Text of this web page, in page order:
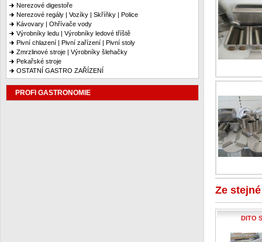
Nerezové digestoře
Nerezové regály | Vozíky | Skříňky | Police
Kávovary | Ohřívače vody
Výrobníky ledu | Výrobníky ledové tříště
Pivní chlazení | Pivní zařízení | Pivní stoly
Zmrzlinové stroje | Výrobníky šlehačky
Pekařské stroje
OSTATNÍ GASTRO ZAŘÍZENÍ
PROFI GASTRONOMIE
Ze
DITO